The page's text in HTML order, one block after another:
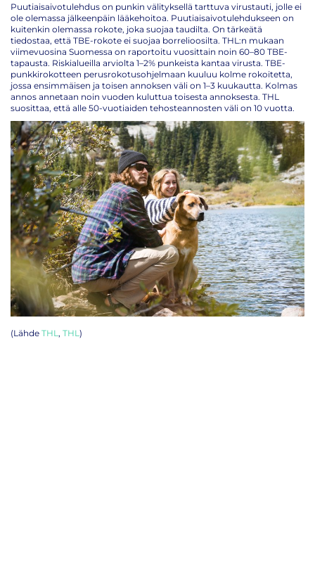
Puutiaisaivotulehdus on punkin välityksellä tarttuva virustauti, jolle ei
ole olemassa jälkeenpäin lääkehoitoa. Puutiaisaivotulehdukseen on
kuitenkin olemassa rokote, joka suojaa taudilta. On tärkeätä
tiedostaa, että TBE-rokote ei suojaa borrelioosilta. THL:n mukaan
viimevuosina Suomessa on raportoitu vuosittain noin 60–80 TBE-
tapausta. Riskialueilla arviolta 1–2% punkeista kantaa virusta. TBE-
punkkirokotteen perusrokotusohjelmaan kuuluu kolme rokoitetta,
jossa ensimmäisen ja toisen annoksen väli on 1–3 kuukautta. Kolmas
annos annetaan noin vuoden kuluttua toisesta annoksesta. THL
suosittaa, että alle 50-vuotiaiden tehosteannosten väli on 10 vuotta.
(Lähde THL, THL)